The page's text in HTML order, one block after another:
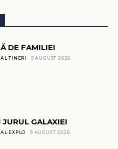
DE FAMILIE!
TINERI 9 AUGUST 2026
JURUL GALAXIEI
EXPLO 9 AUGUST 2026